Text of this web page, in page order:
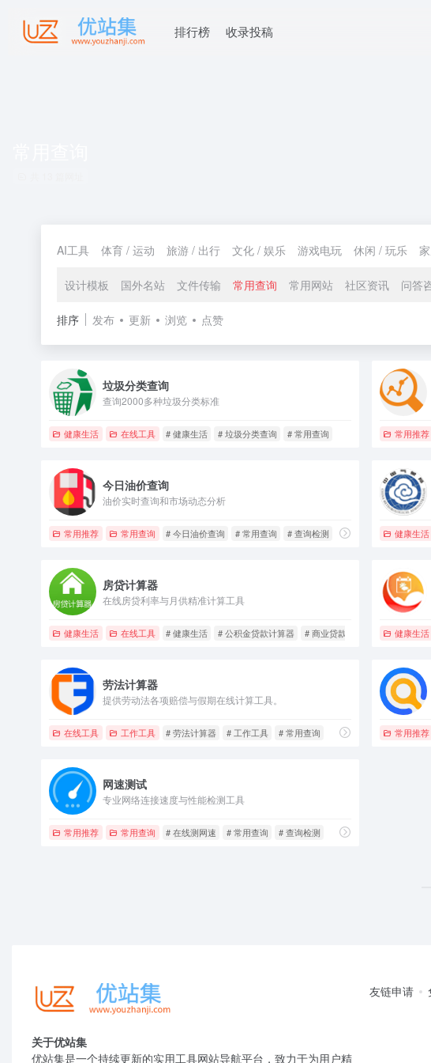
排行榜 收录投稿
AI工具 体育 / 运动 旅游 / 出行 文化 / 娱乐 游戏电玩 休闲 / 玩乐
设计模板 国外名站 文件传输 常用查询 常用网站 社区资讯 问答
排序 发布 更新 浏览 点赞
垃圾分类查询
查询2000多种垃圾分类标准
健康生活 在线工具 # 健康生活 # 垃圾分类查询 # 常用查询 常用推荐
今日油价查询
油价实时查询和市场动态分析
常用推荐 常用查询 # 今日油价查询 # 常用查询 # 查询检测 健康生活
房贷计算器
在线房贷利率与月供精准计算工具
健康生活 在线工具 # 健康生活 # 公积金贷款计算器 # 商业贷款计算器 健康生活
劳法计算器
提供劳动法各项赔偿与假期在线计算工具。
在线工具 工作工具 # 劳法计算器 # 工作工具 # 常用查询 常用推荐
网速测试
专业网络连接速度与性能检测工具
常用推荐 常用查询 # 在线测网速 # 常用查询 # 查询检测
关于优站集
优站集是一个持续更新的实用工具网站导航平台，致力于为用户精
友链申请